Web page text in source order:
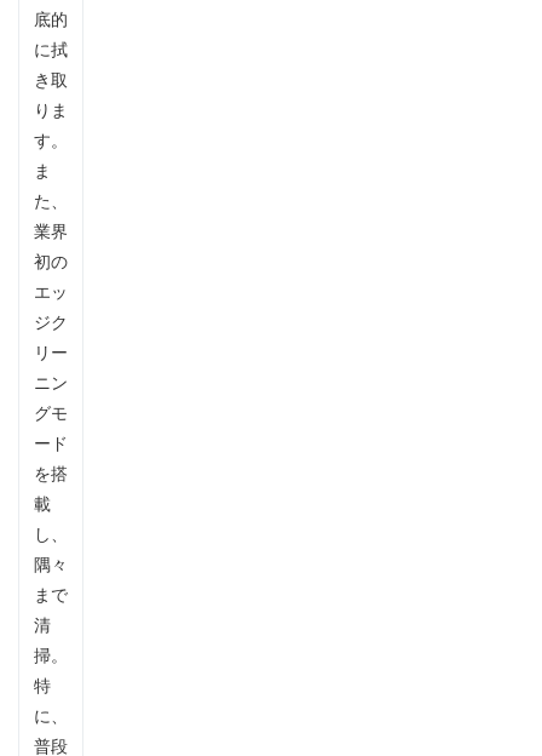
底的
に拭
き取
りま
す。
ま
た、
業界
初の
エッ
ジク
リー
ニン
グモ
ード
を搭
載
し、
隅々
まで
清
掃。
特
に、
普段